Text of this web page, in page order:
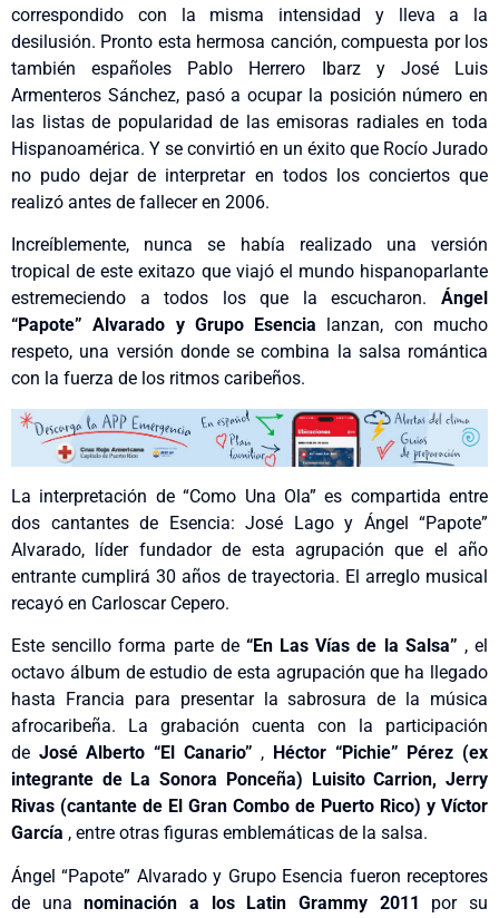
correspondido con la misma intensidad y lleva a la
desilusión. Pronto esta hermosa canción, compuesta por los
también españoles Pablo Herrero Ibarz y José Luis
Armenteros Sánchez, pasó a ocupar la posición número en
las listas de popularidad de las emisoras radiales en toda
Hispanoamérica. Y se convirtió en un éxito que Rocío Jurado
no pudo dejar de interpretar en todos los conciertos que
realizó antes de fallecer en 2006.
Increíblemente, nunca se había realizado una versión
tropical de este exitazo que viajó el mundo hispanoparlante
estremeciendo a todos los que la escucharon. Ángel
“Papote” Alvarado y Grupo Esencia lanzan, con mucho
respeto, una versión donde se combina la salsa romántica
con la fuerza de los ritmos caribeños.
La interpretación de “Como Una Ola” es compartida entre
dos cantantes de Esencia: José Lago y Ángel “Papote”
Alvarado, líder fundador de esta agrupación que el año
entrante cumplirá 30 años de trayectoria. El arreglo musical
recayó en Carloscar Cepero.
Este sencillo forma parte de “En Las Vías de la Salsa” , el
octavo álbum de estudio de esta agrupación que ha llegado
hasta Francia para presentar la sabrosura de la música
afrocaribeña. La grabación cuenta con la participación
de José Alberto “El Canario” , Héctor “Pichie” Pérez (ex
integrante de La Sonora Ponceña) Luisito Carrion, Jerry
Rivas (cantante de El Gran Combo de Puerto Rico) y Víctor
García , entre otras figuras emblemáticas de la salsa.
Ángel “Papote” Alvarado y Grupo Esencia fueron receptores
de unanominación a los Latin Grammy 2011 por su